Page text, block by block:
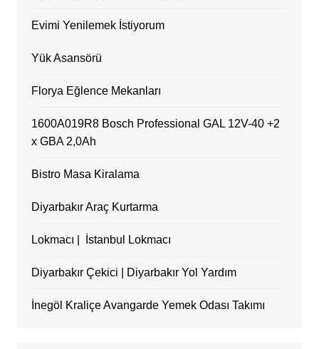
Evimi Yenilemek İstiyorum
Yük Asansörü
Florya Eğlence Mekanları
1600A019R8 Bosch Professional GAL 12V-40 +2
x GBA 2,0Ah
Bistro Masa Kiralama
Diyarbakır Araç Kurtarma
Lokmacı | İstanbul Lokmacı
Diyarbakır Çekici | Diyarbakır Yol Yardım
İnegöl Kraliçe Avangarde Yemek Odası Takımı